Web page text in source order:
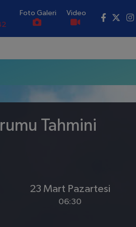
Foto Galeri Video
Tahmini
23 Mart Pazartesi
06:30